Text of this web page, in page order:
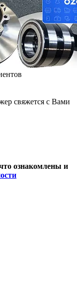
свяжется с Вами
ознакомлены и